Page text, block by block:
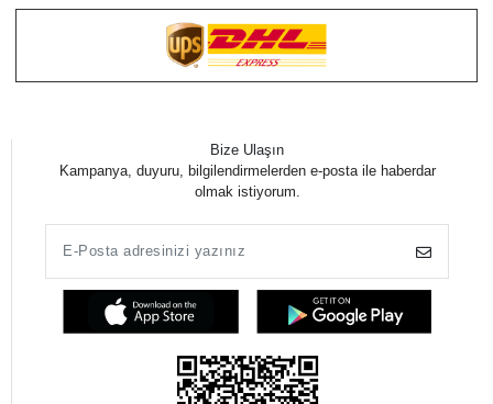
Bize Ulaşın
Kampanya, duyuru, bilgilendirmelerden e-posta ile haberdar
olmak istiyorum.